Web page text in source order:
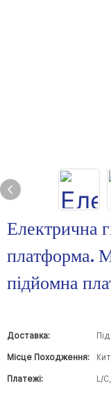
Електрична
платформа.
підйомна
Доставка:
Місце Походження:
Платежі: L/